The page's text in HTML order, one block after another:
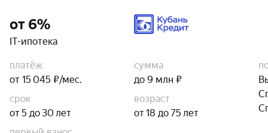
от 6%
IT-ипотека
платёж
от 15 045 ₽/мес.
сумма
до 9 млн ₽
срок
от 5 до 30 лет
возраст
от 18 до 75 лет